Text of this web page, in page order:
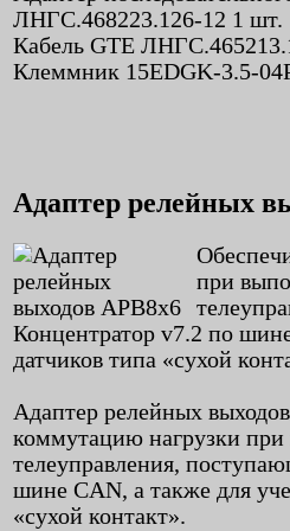
ЛНГС.468223.126-12 1 шт.
Кабель GTE
Клеммник 15EDGK-3.5-
Адаптер релейных
при
Концентратор v7.2 по
датчиков типа «сухой
Адаптер релейных
коммутацию нагрузки
телеуправления,
шине CAN, а также для
«сухой контакт».